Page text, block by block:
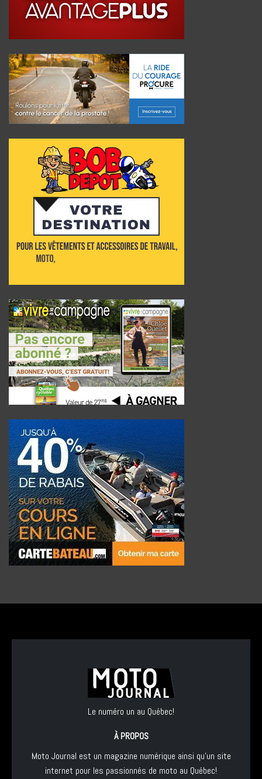
Le numéro un au Québec!
À PROPOS
Moto Journal est un magazine numérique ainsi qu'un site
internet pour les passionnés de moto au Québec!